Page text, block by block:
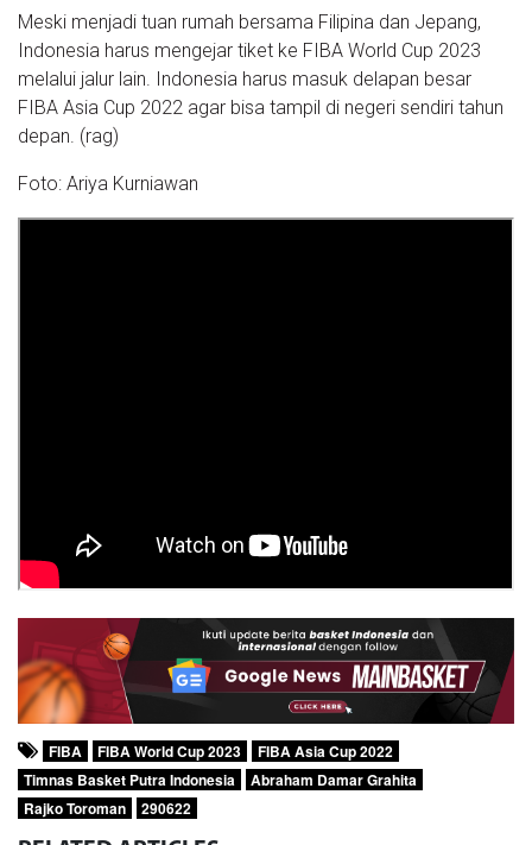
Meski menjadi tuan rumah bersama Filipina dan Jepang,
Indonesia harus mengejar tiket ke FIBA World Cup 2023
melalui jalur lain. Indonesia harus masuk delapan besar
FIBA Asia Cup 2022 agar bisa tampil di negeri sendiri tahun
depan. (rag)
Foto: Ariya Kurniawan
FIBA FIBA World Cup 2023
FIBA Asia Cup 2022
Timnas Basket Putra Indonesia
Abraham Damar Grahita
Rajko Toroman
290622